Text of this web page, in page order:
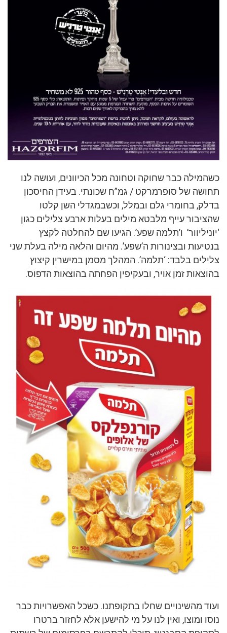
כשהמילה כבר שחוקה וטחונה מכל הכיוונים, ועושה לנו
תחושה של סופרמרקט / גמ”ח שכונתי. בעידן החיסכון
בדלק, בחומרי גלם ובמלל, וכשבמגדלי השן קלטו
שהציבור עייף מלבטא מילים בעלות ארבע צלילים כגון
‘יוניליוור’ ו’תלמה שפע’. הגיעו שם להחלטה לקצץ
בנטיעות ובצינורות ה’שפע’. מהיום והלאה מילה בעלת שני
צלילים בלבד: ‘תלמה’. המהלך מסמן במישרין קיצוץ
בהוצאות זמן אויר, ובעקיפין הפחתה בהוצאות הדפוס.
ועוד מהשינויים שחלו בתקופתנו. כשכל האפשרויות כבר
נוסו ומוצו, ואין לנו על מי להישען אלא לחזור ברטרו